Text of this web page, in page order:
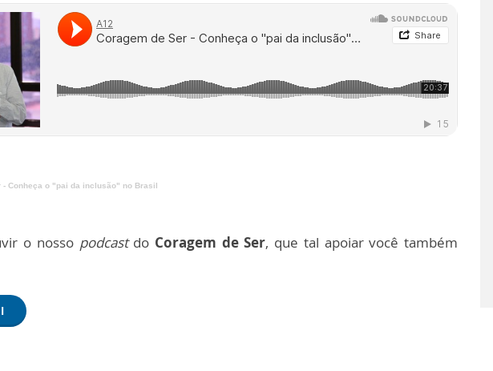
- Conheça o "pai da inclusão" no Brasil
o nosso podcastdo Coragem de Ser, que tal apoiar você também